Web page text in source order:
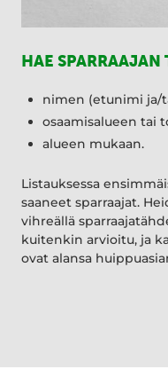
HAE SPARRAAJAN
nimen (etunimi ja/
osaamisalueen tai
alueen mukaan.
Listauksessa
saaneet sparraajat.
vihreällä
kuitenkin arvioitu, ja
ovat alansa